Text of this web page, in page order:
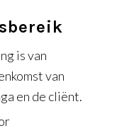
is van
van
en de cliënt.